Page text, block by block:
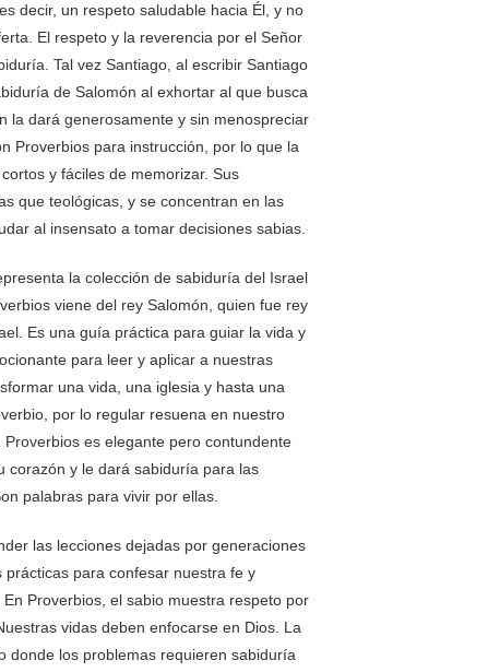
decir, un respeto saludable hacia Él, y no
El respeto y la reverencia por el Señor
Tal vez Santiago, al escribir Santiago
de Salomón al exhortar al que busca
la dará generosamente y sin menospreciar
Proverbios para instrucción, por lo que la
y fáciles de memorizar. Sus
que teológicas, y se concentran en las
al insensato a tomar decisiones sabias.
la colección de sabiduría del Israel
viene del rey Salomón, quien fue rey
Es una guía práctica para guiar la vida y
para leer y aplicar a nuestras
una vida, una iglesia y hasta una
por lo regular resuena en nuestro
es elegante pero contundente
corazón y le dará sabiduría para las
palabras para vivir por ellas.
las lecciones dejadas por generaciones
prácticas para confesar nuestra fe y
Proverbios, el sabio muestra respeto por
vidas deben enfocarse en Dios. La
donde los problemas requieren sabiduría